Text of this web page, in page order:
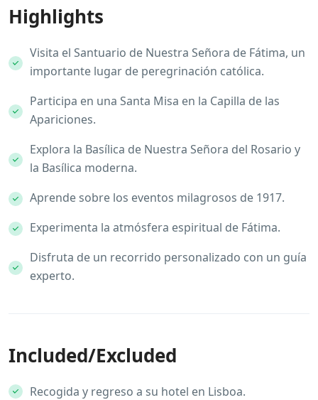
Highlights
Visita el Santuario de Nuestra Señora de Fátima, un
importante lugar de peregrinación católica.
Participa en una Santa Misa en la Capilla de las
Apariciones.
Explora la Basílica de Nuestra Señora del Rosario y
la Basílica moderna.
Aprende sobre los eventos milagrosos de 1917.
Experimenta la atmósfera espiritual de Fátima.
Disfruta de un recorrido personalizado con un guía
experto.
Included/Excluded
Recogida y regreso a su hotel en Lisboa.